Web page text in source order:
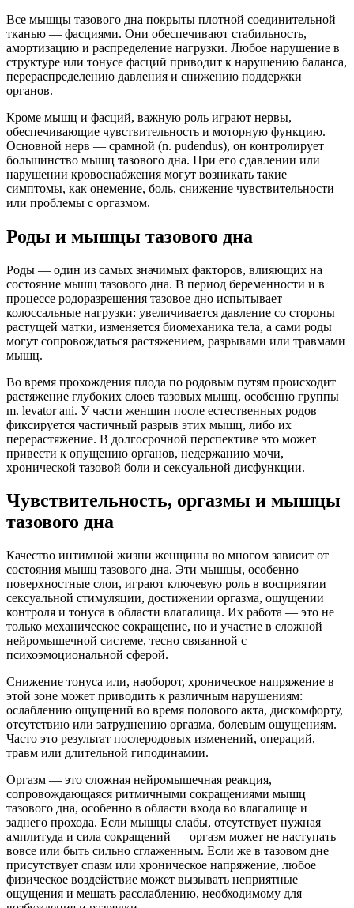
Все мышцы тазового дна покрыты плотной соединительной
тканью — фасциями. Они обеспечивают стабильность,
амортизацию и распределение нагрузки. Любое нарушение в
структуре или тонусе фасций приводит к нарушению баланса,
перераспределению давления и снижению поддержки
органов.
Кроме мышц и фасций, важную роль играют нервы,
обеспечивающие чувствительность и моторную функцию.
Основной нерв — срамной (n. pudendus), он контролирует
большинство мышц тазового дна. При его сдавлении или
нарушении кровоснабжения могут возникать такие
симптомы, как онемение, боль, снижение чувствительности
или проблемы с оргазмом.
Роды и мышцы тазового дна
Роды — один из самых значимых факторов, влияющих на
состояние мышц тазового дна. В период беременности и в
процессе родоразрешения тазовое дно испытывает
колоссальные нагрузки: увеличивается давление со стороны
растущей матки, изменяется биомеханика тела, а сами роды
могут сопровождаться растяжением, разрывами или травмами
мышц.
Во время прохождения плода по родовым путям происходит
растяжение глубоких слоев тазовых мышц, особенно группы
m. levator ani. У части женщин после естественных родов
фиксируется частичный разрыв этих мышц, либо их
перерастяжение. В долгосрочной перспективе это может
привести к опущению органов, недержанию мочи,
хронической тазовой боли и сексуальной дисфункции.
Чувствительность, оргазмы и мышцы
тазового дна
Качество интимной жизни женщины во многом зависит от
состояния мышц тазового дна. Эти мышцы, особенно
поверхностные слои, играют ключевую роль в восприятии
сексуальной стимуляции, достижении оргазма, ощущении
контроля и тонуса в области влагалища. Их работа — это не
только механическое сокращение, но и участие в сложной
нейромышечной системе, тесно связанной с
психоэмоциональной сферой.
Снижение тонуса или, наоборот, хроническое напряжение в
этой зоне может приводить к различным нарушениям:
ослаблению ощущений во время полового акта, дискомфорту,
отсутствию или затруднению оргазма, болевым ощущениям.
Часто это результат послеродовых изменений, операций,
травм или длительной гиподинамии.
Оргазм — это сложная нейромышечная реакция,
сопровождающаяся ритмичными сокращениями мышц
тазового дна, особенно в области входа во влагалище и
заднего прохода. Если мышцы слабы, отсутствует нужная
амплитуда и сила сокращений — оргазм может не наступать
вовсе или быть сильно сглаженным. Если же в тазовом дне
присутствует спазм или хроническое напряжение, любое
физическое воздействие может вызывать неприятные
ощущения и мешать расслаблению, необходимому для